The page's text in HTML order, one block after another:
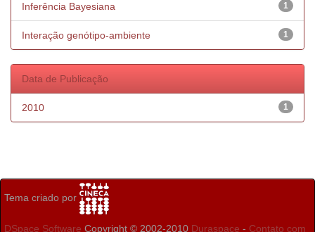
1
Inferência Bayesiana
1
Interação genótipo-ambiente
Data de Publicação
1
2010
Tema criado por
DSpace Software Copyright © 2002-2010 Duraspace - Contato com